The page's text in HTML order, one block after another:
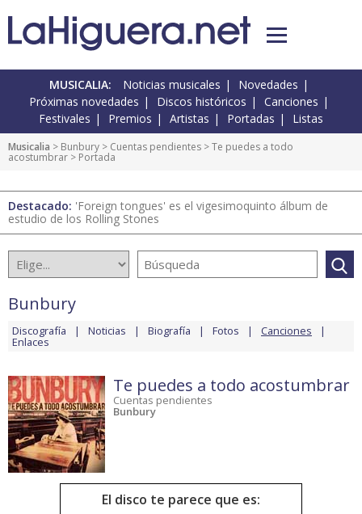
MUSICALIA: Noticias musicales
Novedades
Próximas novedades
Discos históricos
Canciones
Festivales
Premios Artistas Portadas Listas
Musicalia > Bunbury > Cuentas pendientes >Te puedes a todo
acostumbrar > Portada
Destacado: 'Foreign tongues' es el vigesimoquinto álbum de
estudio de los Rolling Stones
Bunbury
Discografía Noticias Biografía Fotos Canciones
Enlaces
Te puedes a todo acostumbrar
Cuentas pendientes
Bunbury
El disco te parece que es: